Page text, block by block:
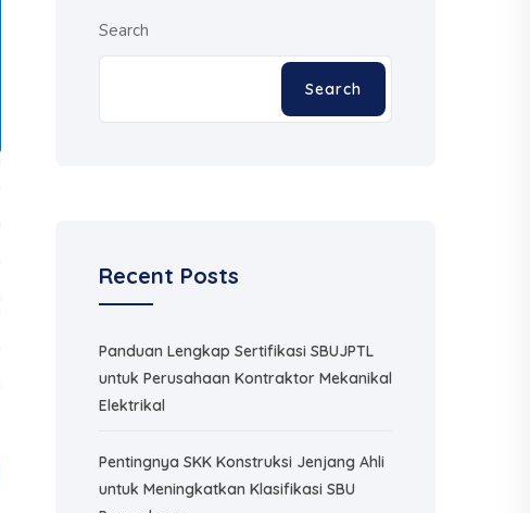
Search
Search
Recent Posts
Panduan Lengkap Sertifikasi SBUJPTL
untuk Perusahaan Kontraktor Mekanikal
Elektrikal
Pentingnya SKK Konstruksi Jenjang Ahli
untuk Meningkatkan Klasifikasi SBU